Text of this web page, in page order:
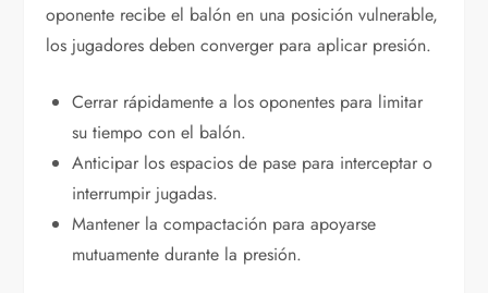
oponente recibe el balón en una posición vulnerable,
los jugadores deben converger para aplicar presión.
Cerrar rápidamente a los oponentes para limitar
su tiempo con el balón.
Anticipar los espacios de pase para interceptar o
interrumpir jugadas.
Mantener la compactación para apoyarse
mutuamente durante la presión.